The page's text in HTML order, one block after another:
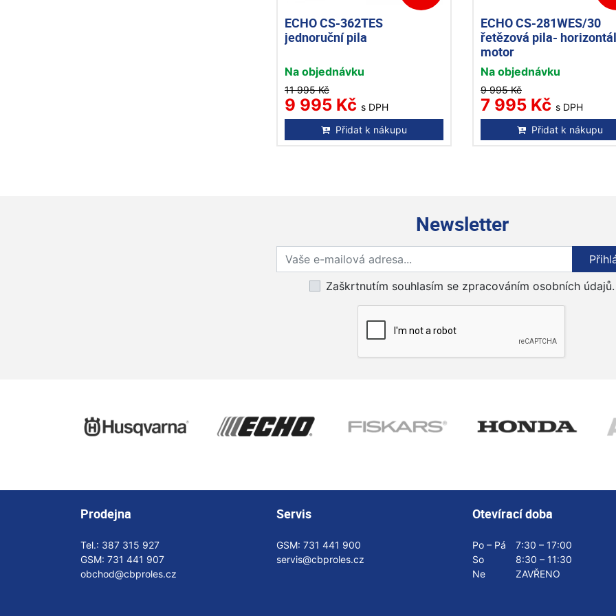
ECHO CS-362TES
jednoruční pila
Na objednávku
11 995 Kč
9 995 Kč s DPH
Přidat k nákupu
ECHO CS-281WES/30
řetězová pila-
motor
Na objednávku
9 995 Kč
7 995 Kč s DPH
Přidat k nákupu
Newsletter
Přihlaste se k odběru novinek
Zaškrtnutím souhlasím se zpracováním osobních údajů.
Prodejna
Tel.: 387 315 927
GSM: 731 441 907
obchod@cbproles.cz
Servis
GSM: 731 441 900
servis@cbproles.cz
Otevírací doba
Po – Pá
7:30 – 17:00
So
8:30 – 11:30
Ne
ZAVŘENO